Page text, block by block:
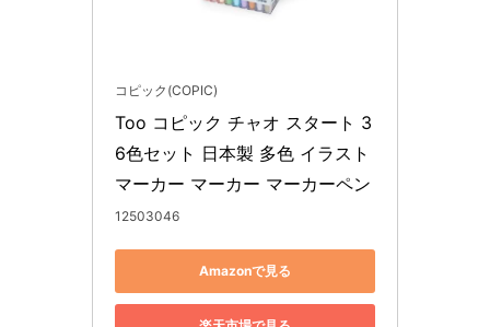
コピック(COPIC)
Too コピック チャオ スタート 3
6色セット 日本製 多色 イラスト
マーカー マーカー マーカーペン
12503046
Amazonで見る